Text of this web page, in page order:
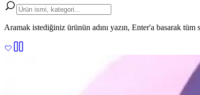
Aramak istediğiniz ürünün adını yazın, Enter'a basarak tüm